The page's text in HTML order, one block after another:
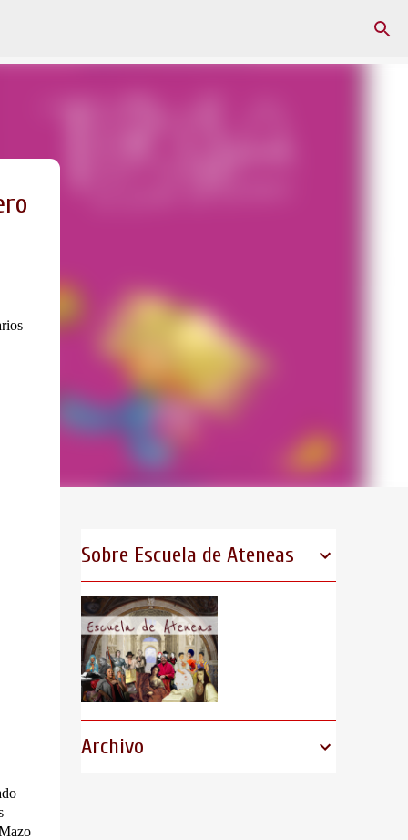
Sobre Escuela de Ateneas
Archivo